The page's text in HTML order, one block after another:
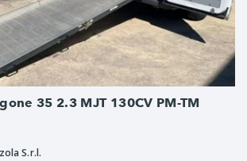
35 2.3 MJT 130CV PM-TM
S.r.l.